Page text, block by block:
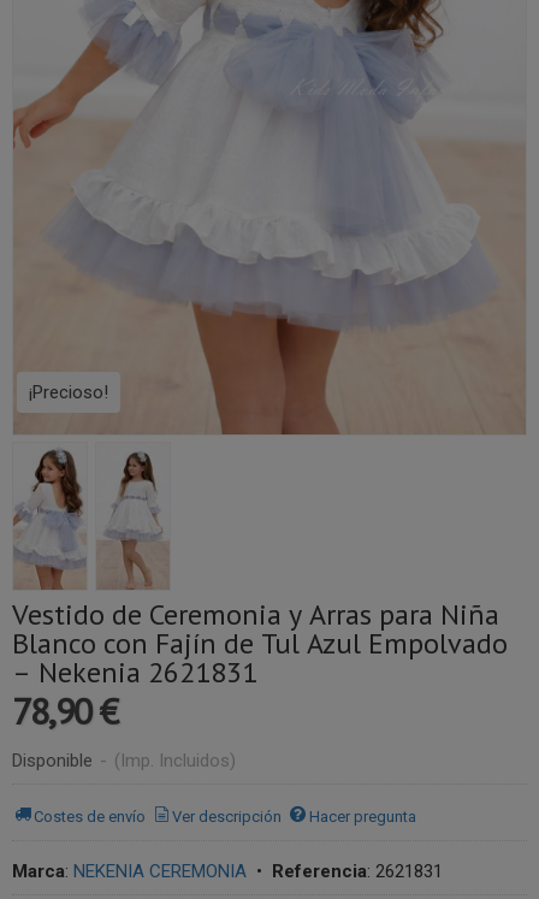
¡Precioso!
Vestido de Ceremonia y Arras para Niña
Blanco con Fajín de Tul Azul Empolvado
– Nekenia 2621831
78,90 €
Disponible - (Imp. Incluidos)
Costes de envío Ver descripción Hacer pregunta
Marca: NEKENIA CEREMONIA • Referencia: 2621831